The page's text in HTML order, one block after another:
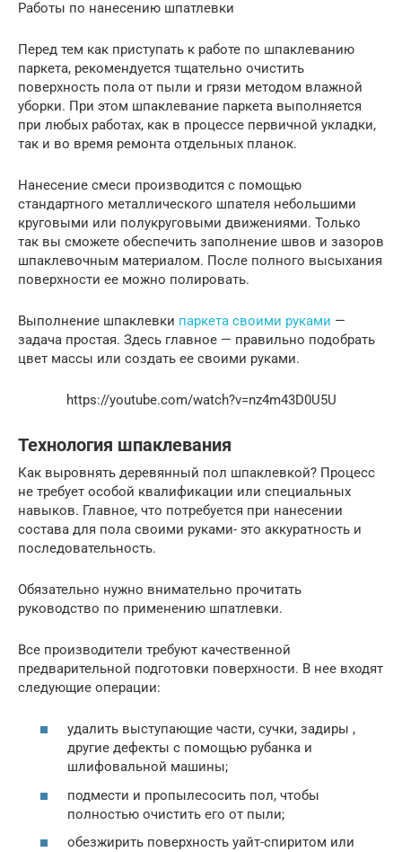
Работы по нанесению шпатлевки
Перед тем как приступать к работе по шпаклеванию
паркета, рекомендуется тщательно очистить
поверхность пола от пыли и грязи методом влажной
уборки. При этом шпаклевание паркета выполняется
при любых работах, как в процессе первичной укладки,
так и во время ремонта отдельных планок.
Нанесение смеси производится с помощью
стандартного металлического шпателя небольшими
круговыми или полукруговыми движениями. Только
так вы сможете обеспечить заполнение швов и зазоров
шпаклевочным материалом. После полного высыхания
поверхности ее можно полировать.
Выполнение шпаклевки паркета своими руками —
задача простая. Здесь главное — правильно подобрать
цвет массы или создать ее своими руками.
https://youtube.com/watch?v=nz4m43D0U5U
Технология шпаклевания
Как выровнять деревянный пол шпаклевкой? Процесс
не требует особой квалификации или специальных
навыков. Главное, что потребуется при нанесении
состава для пола своими руками- это аккуратность и
последовательность.
Обязательно нужно внимательно прочитать
руководство по применению шпатлевки.
Все производители требуют качественной
предварительной подготовки поверхности. В нее входят
следующие операции:
удалить выступающие части, сучки, задиры ,
другие дефекты с помощью рубанка и
шлифовальной машины;
подмести и пропылесосить пол, чтобы
полностью очистить его от пыли;
обезжирить поверхность уайт-спиритом или